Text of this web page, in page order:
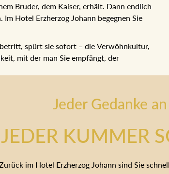
Bruder, dem Kaiser, erhält. Dann endlich
Hotel Erzherzog Johann begegnen Sie
spürt sie sofort – die Verwöhnkultur,
mit der man Sie empfängt, der
Jeder Gedanke
JEDER KUMMER
im Hotel Erzherzog Johann sind Sie